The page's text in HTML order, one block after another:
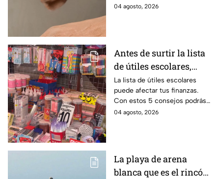
este número clave para
04 agosto, 2026
Antes de surtir la lista
de útiles escolares,
sigue estos 5 consejos
que pueden ahorrar
miles de pesos
La lista de útiles escolares
puede afectar tus finanzas.
Con estos 5 consejos podrás
organizar tus compras, ahorrar
04 agosto, 2026
La playa de arena
blanca que es el rincón